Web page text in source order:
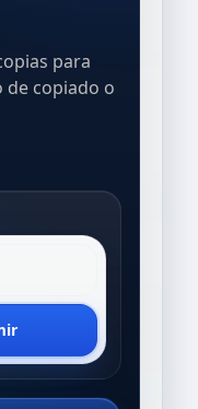
para
de copiado o